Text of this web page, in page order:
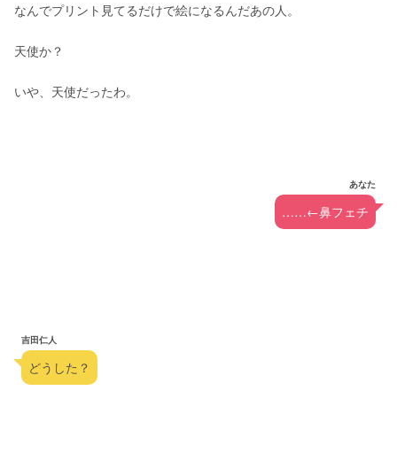
なんでプリント見てるだけで絵になるんだあの人。
天使か？
いや、天使だったわ。
あなた
……←鼻フェチ
吉田仁人
どうした？